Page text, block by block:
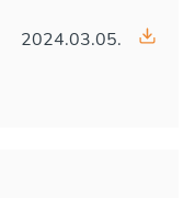
2024.03.05.